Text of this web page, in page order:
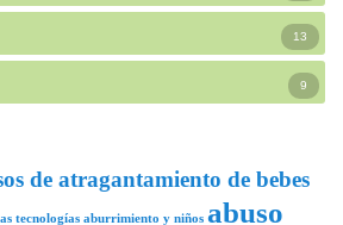
13
9
de atragantamiento de bebes
tecnologías aburrimiento y niños abuso